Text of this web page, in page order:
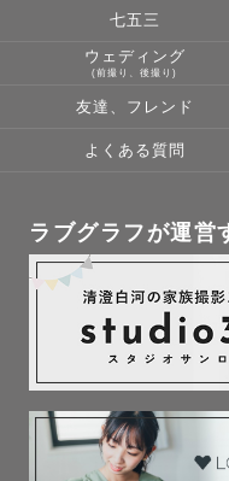
七五三
ウェディング
(前撮り、後撮り)
友達、フレンド
よくある質問
ラブグラフが運営